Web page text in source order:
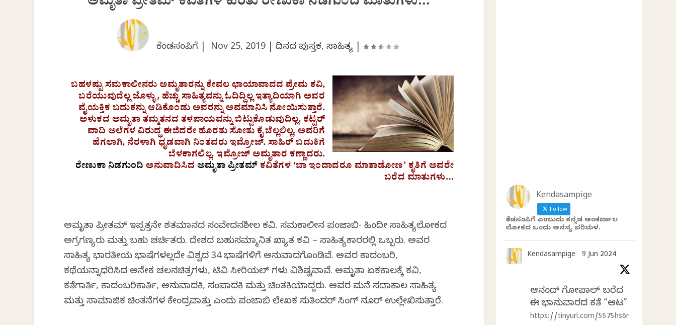
ಕೆಂಡಸಂಪಿಗೆ | Nov 25, 2019 |ದಿನದ ಪುಸ್ತಕ,ಸಾಹಿತ್ಯ |
ಬಹಳಷ್ಟು ಸಮಕಾಲೀನರು ಅಮೃತಾರನ್ನು ಕೇವಲ ಛಾಯಾವಾದದ ಪ್ರೇಮ ಕವಿ,
ಬರೆಯುವುದೆಲ್ಲ ಜೊಳ್ಳು, ಹೆಚ್ಚು ಸಾಹಿತ್ಯವನ್ನು ಓದಿದ್ದಿಲ್ಲ ಇತ್ಯಾದಿಯಾಗಿ ಅವರ
ವೈಯಕ್ತಿಕ ಬದುಕನ್ನು ಆಡಿಕೊಂಡು ಅವರನ್ನು ಅವಮಾನಿಸಿ ನೋಯಿಸುತ್ತಾರೆ.
ಅಳುಕದ ಅಮೃತಾ ತಮ್ಮತನದ ತಳಪಾಯವನ್ನು ಬಿಟ್ಟುಕೊಡುವುದಿಲ್ಲ. ಕಟ್ಟರ್
ವಾದಿ ಅಲೆಗಳ ವಿರುದ್ಧ ಈಜಿದರೇ ಹೊರತು ಸೋತು ಕೈ ಚೆಲ್ಲಲಿಲ್ಲ. ಅವರಿಗೆ
ಹೆಗಲಾಗಿ, ನೆರಳಾಗಿ ಧೃಡವಾಗಿ ನಿಂತವರು ಇಮ್ರೋಜ್. ಸಾಹಿರ್ ಬದುಕಿಗೆ
ಬೆಳಕಾಗಲಿಲ್ಲ. ಇಮ್ರೋಜ್ ಅಮೃತಾರ ಕಣ್ಣಾದರು.
ರೇಣುಕಾ ನಿಡಗುಂದಿ ಅನುವಾದಿಸಿದ ಅಮೃತಾ ಪ್ರೀತಮ್ ಕವಿತೆಗಳ ‘ಬಾ ಇಂದಾದರೂ ಮಾತಾಡೋಣ’ ಕೃತಿಗೆ ಅವರೇ
ಬರೆದ ಮಾತುಗಳು…
ಅಮೃತಾ ಪ್ರೀತಮ್ ಇಪ್ಪತ್ತನೇ ಶತಮಾನದ ಸಂವೇದನಶೀಲ ಕವಿ. ಸಮಕಾಲೀನ ಪಂಜಾಬಿ- ಹಿಂದೀ ಸಾಹಿತ್ಯಲೋಕದ
ಅಗ್ರಗಣ್ಯರು ಮತ್ತು ಬಹು ಚರ್ಚಿತರು. ದೇಶದ ಬಹುಸಮ್ಮಾನಿತ ಖ್ಯಾತ ಕವಿ – ಸಾಹಿತ್ಯಕಾರರಲ್ಲಿ ಒಬ್ಬರು. ಅವರ
ಸಾಹಿತ್ಯ ಭಾರತೀಯ ಭಾಷೆಗಳಲ್ಲದೇ ವಿಶ್ವದ 34 ಭಾಷೆಗಳಿಗೆ ಅನುವಾದಗೊಂಡಿವೆ. ಅವರ ಕಾದಂಬರಿ,
ಕಥೆಯನ್ನಾಧರಿಸಿದ ಅನೇಕ ಚಲನಚಿತ್ರಗಳು, ಟಿವಿ ಸೀರಿಯಲ್ ಗಳು ವಿಶಿಷ್ಟವಾಗಿವೆ. ಅಮೃತಾ ಏಕಕಾಲಕ್ಕೆ ಕವಿ,
ಕತೆಗಾರ್ತಿ, ಕಾದಂಬರಿಕಾರ್ತಿ, ಅನುವಾದಕಿ, ಸಂಪಾದಕಿ ಮತ್ತು ಚಿಂತಕಿಯಾಗಿದ್ದರು. ಅವರ ಮನೆ ಸದಾಕಾಲ ಸಾಹಿತ್ಯ
ಮತ್ತು ಸಾಮಾಜಿಕ ಚಿಂತನೆಗಳ ಕೇಂದ್ರವಾಗಿತ್ತು ಎಂದು ಪಂಜಾಬಿ ಲೇಖಕ ಸುತಿಂದರ್ ಸಿಂಗ್ ನೂರ್ ಉಲ್ಲೇಖಿಸುತ್ತಾರೆ.
Kendasampige
Follow
ಕೆಂಡಸಂಪಿಗೆ ಎಂಬುದು ಕನ್ನಡ ಅಂತರ್ಜಾಲ
ಲೋಕದ ಒಂದು ಅನನ್ಯ ಪರಿಮಳ.
Kendasampige 9 Jun 2024
ಆನಂದ್‌ ಗೋಪಾಲ್‌ ಬರೆದ
ಈ ಭಾನುವಾರದ ಕತೆ “ಆಟ”
https://tinyurl.com/5575hs6r